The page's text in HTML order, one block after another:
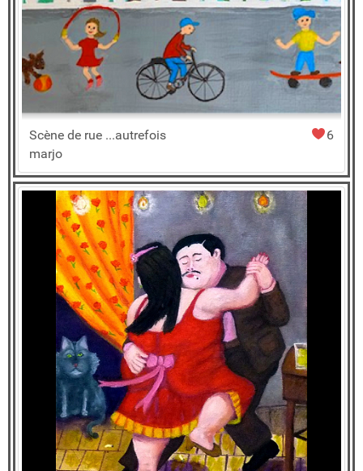
6
Scène de rue ...autrefois
marjo